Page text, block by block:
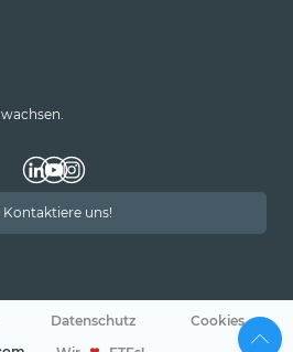
Kontaktiere uns!
Datenschutz
Cookies